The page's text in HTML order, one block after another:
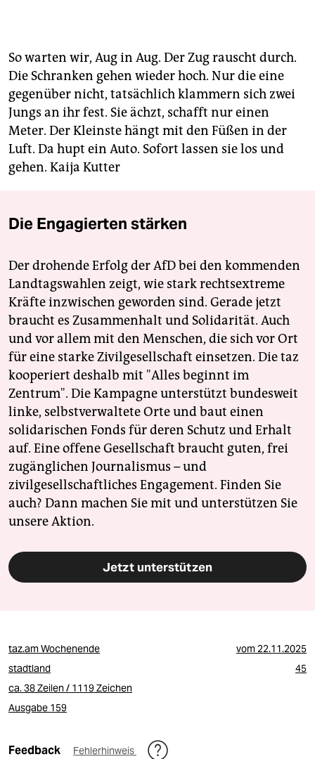
So warten wir, Aug in Aug. Der Zug rauscht durch.
Die Schranken gehen wieder hoch. Nur die eine
gegenüber nicht, tatsächlich klammern sich zwei
Jungs an ihr fest. Sie ächzt, schafft nur einen
Meter. Der Kleinste hängt mit den Füßen in der
Luft. Da hupt ein Auto. Sofort lassen sie los und
gehen. Kaija Kutter
Die Engagierten stärken
Der drohende Erfolg der AfD bei den kommenden
Landtagswahlen zeigt, wie stark rechtsextreme
Kräfte inzwischen geworden sind. Gerade jetzt
braucht es Zusammenhalt und Solidarität. Auch
und vor allem mit den Menschen, die sich vor Ort
für eine starke Zivilgesellschaft einsetzen. Die taz
kooperiert deshalb mit "Alles beginnt im
Zentrum". Die Kampagne unterstützt bundesweit
linke, selbstverwaltete Orte und baut einen
solidarischen Fonds für deren Schutz und Erhalt
auf. Eine offene Gesellschaft braucht guten, frei
zugänglichen Journalismus – und
zivilgesellschaftliches Engagement. Finden Sie
auch? Dann machen Sie mit und unterstützen Sie
unsere Aktion.
Jetzt unterstützen
taz.am Wochenende vom22.11.2025
stadtland
45
ca. 38 Zeilen / 1119 Zeichen
Ausgabe 159
Feedback Fehlerhinweis